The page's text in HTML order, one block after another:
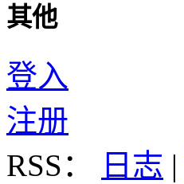
其他
登入
注册
RSS：
日志 |